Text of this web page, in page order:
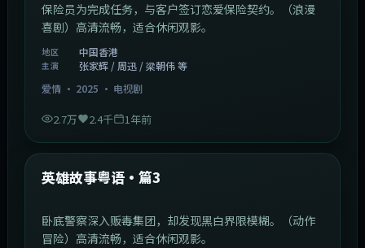
保险员为完成任务，与客户签订恋爱保险契约。（浪漫
喜剧）高清流畅，适合休闲观影。
地区 中国香港
主演
张家辉 / 周迅 / 梁朝伟 等
爱情· 2025 · 电视剧
2.7万 2.4千 1年前
最新
英雄故事粤语·篇3
卧底警察深入贩毒集团，却发现黑白界限模糊。（动作
冒险）高清流畅，适合休闲观影。